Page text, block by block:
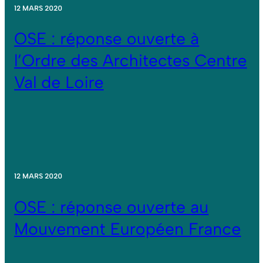
12 MARS 2020
OSE : réponse ouverte à
l’Ordre des Architectes Centre
Val de Loire
12 MARS 2020
OSE : réponse ouverte au
Mouvement Européen France